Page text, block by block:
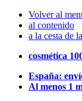
Volver al
al contenido
a la cesta de
cosmética
España:
Al menos 1